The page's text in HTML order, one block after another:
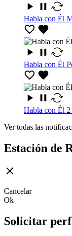
Habla con Él
Habla con Él
Habla con Él 2
Ver todas las
Estación de
Cancelar
Ok
Solicitar